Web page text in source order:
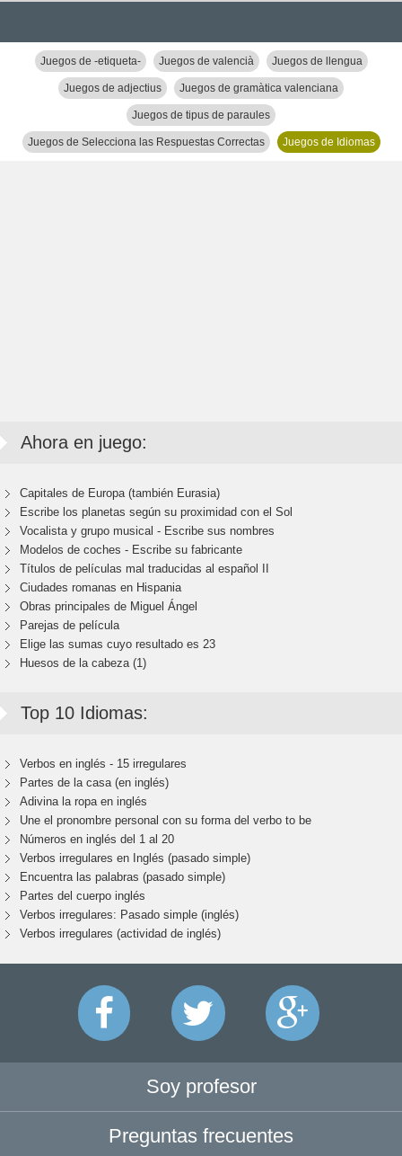
Juegos de -etiqueta- Juegos de valencià Juegos de llengua
Juegos de adjectius Juegos de gramàtica valenciana
Juegos de tipus de paraules
Juegos de Selecciona las Respuestas Correctas Juegos de Idiomas
Ahora en juego:
Capitales de Europa (también Eurasia)
Escribe los planetas según su proximidad con el Sol
Vocalista y grupo musical - Escribe sus nombres
Modelos de coches - Escribe su fabricante
Títulos de películas mal traducidas al español II
Ciudades romanas en Hispania
Obras principales de Miguel Ángel
Parejas de película
Elige las sumas cuyo resultado es 23
Huesos de la cabeza (1)
Top 10 Idiomas:
Verbos en inglés - 15 irregulares
Partes de la casa (en inglés)
Adivina la ropa en inglés
Une el pronombre personal con su forma del verbo to be
Números en inglés del 1 al 20
Verbos irregulares en Inglés (pasado simple)
Encuentra las palabras (pasado simple)
Partes del cuerpo inglés
Verbos irregulares: Pasado simple (inglés)
Verbos irregulares (actividad de inglés)
Soy profesor
Preguntas frecuentes